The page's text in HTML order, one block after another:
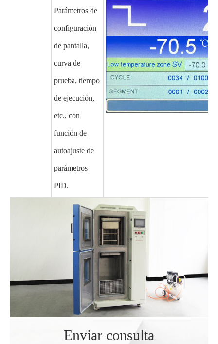
Parámetros de
configuración
de pantalla,
curva de
prueba, tiempo
de ejecución,
etc., con
función de
autoajuste de
parámetros
PID.
Enviar consulta